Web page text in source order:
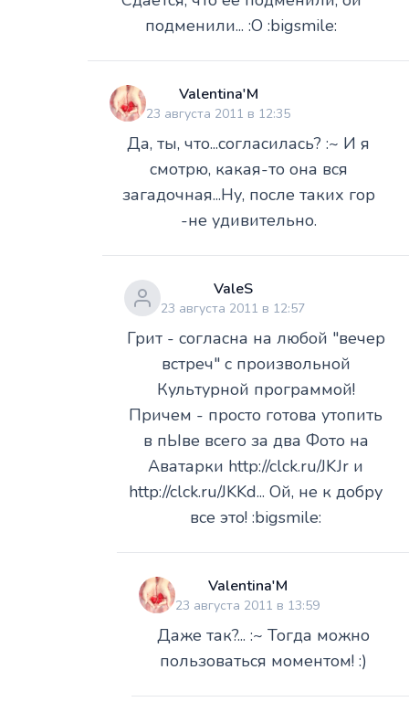
подменили... :O :bigsmile:
Valentina'M
23 августа 2011 в 12:35
Да, ты, что...согласилась? :~ И я
смотрю, какая-то она вся
загадочная...Ну, после таких гор
-не удивительно.
ValeS
23 августа 2011 в 12:57
Грит - согласна на любой "вечер
встреч" с произвольной
Культурной программой!
Причем - просто готова утопить
в пЫве всего за два Фото на
Аватарки http://clck.ru/JKJr и
http://clck.ru/JKKd... Ой, не к добру
все это! :bigsmile:
Valentina'M
23 августа 2011 в 13:59
Даже так?... :~ Тогда можно
пользоваться моментом! :)